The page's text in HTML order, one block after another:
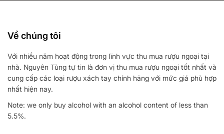
Về chúng tôi
Với nhiều năm hoạt động trong lĩnh vực thu mua rượu ngoại tại
nhà. Nguyên Tùng tự tin là đơn vị thu mua rượu ngoại tốt nhất và
cung cấp các loại rượu xách tay chính hãng với mức giá phù hợp
nhất hiện nay.
Note: we only buy alcohol with an alcohol content of less than
5.5%.